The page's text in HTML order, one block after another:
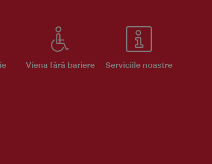
Viena fără bariere Serviciile noastre